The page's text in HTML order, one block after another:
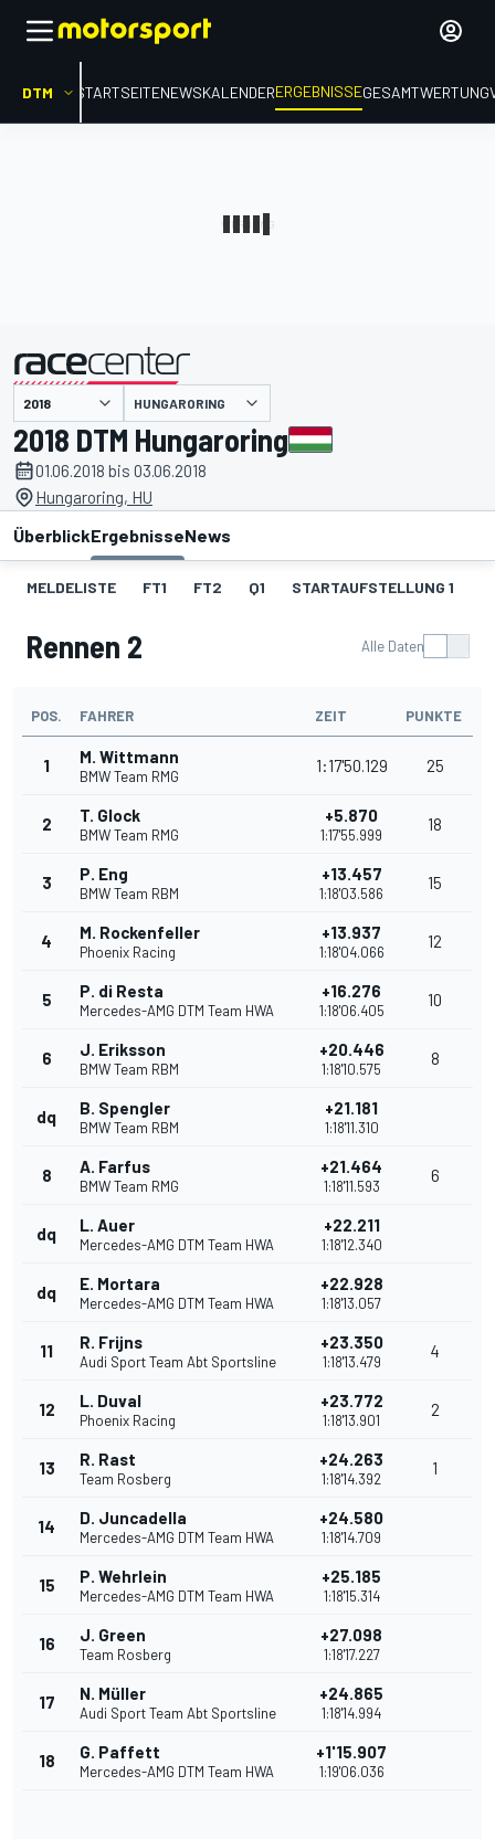
DTM STARTSEITENEWSKALENDERERGEBNISSEGESAMTWERTUNG
HUNGARORING
2018 DTM Hungaroring
01.06.2018 bis 03.06.2018
Hungaroring, HU
ÜberblickErgebnisseNews
MELDELISTE FT1 FT2 Q1 STARTAUFSTELLUNG 1
Rennen 2 Alle Daten
POS. FAHRER ZEIT PUNKTE
1 M. Wittmann
BMW Team RMG
1:17'50.129 25
2 T. Glock
BMW Team RMG
+5.870
1:17'55.999
18
3 P. Eng
BMW Team RBM
+13.457
1:18'03.586
15
4 M. Rockenfeller
Phoenix Racing
+13.937
1:18'04.066
12
5 P. di Resta
Mercedes-AMG DTM Team HWA
+16.276
1:18'06.405
10
6 J. Eriksson
BMW Team RBM
+20.446
1:18'10.575
8
dq B. Spengler
BMW Team RBM
+21.181
1:18'11.310
8 A. Farfus
BMW Team RMG
+21.464
1:18'11.593
6
dq L. Auer
Mercedes-AMG DTM Team HWA
+22.211
1:18'12.340
dq E. Mortara
Mercedes-AMG DTM Team HWA
+22.928
1:18'13.057
11 R. Frijns
Audi Sport Team Abt Sportsline
+23.350
1:18'13.479
4
12 L. Duval
Phoenix Racing
+23.772
1:18'13.901
2
13 R. Rast
Team Rosberg
+24.263
1:18'14.392
1
14 D. Juncadella
Mercedes-AMG DTM Team HWA
+24.580
1:18'14.709
15 P. Wehrlein
Mercedes-AMG DTM Team HWA
+25.185
1:18'15.314
16 J. Green
Team Rosberg
+27.098
1:18'17.227
17 N. Müller
Audi Sport Team Abt Sportsline
+24.865
1:18'14.994
18 G. Paffett
Mercedes-AMG DTM Team HWA
+1'15.907
1:19'06.036